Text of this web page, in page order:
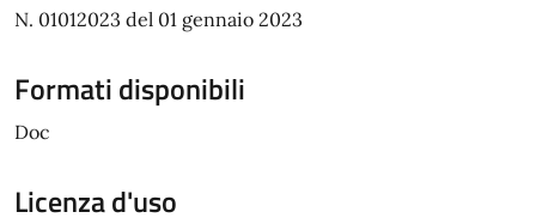
N. 01012023 del 01 gennaio 2023
Formati disponibili
Doc
Licenza d'uso